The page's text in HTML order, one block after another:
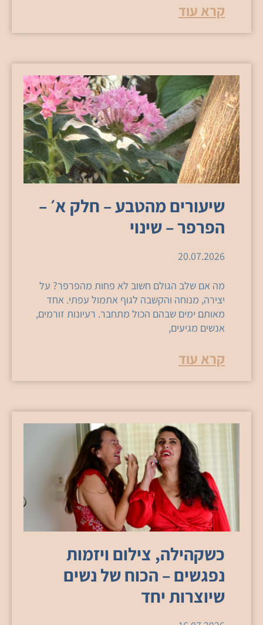
קרא עוד
שיעורים מהטבע – חלק א׳ –
הפרפר – שינוי
20.07.2026
מה אם שלב הגולם חשוב לא פחות מהפרפר? על
יצירה, מנוחה והקשבה לגוף אתמול עפתי. אחד
מאותם ימים שבהם הכול מתחבר. רעיונות זורמים,
אנשים מגיעים,
קרא עוד
כשקהילה, צילום ויזמות
נפגשים – הכוח של נשים
שיוצרות יחד